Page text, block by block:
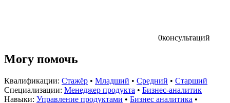
0консультаций
Могу помочь
Квалификации: Стажёр • Младший • Средний • Старший
Специализации: Менеджер продукта • Бизнес-аналитик
Навыки: Управление продуктами • Бизнес аналитика •